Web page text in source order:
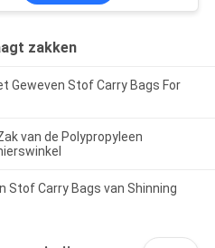
zakken
Stof Carry Bags For
van de Polypropyleen
Stof Carry Bags van Shinning